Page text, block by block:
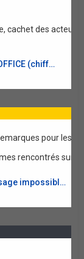
cachet des
(chiff…
pour les
rencontrés sur
impossibl…